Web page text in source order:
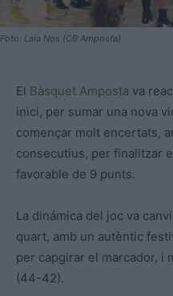
Foto: Laia Nos (CB Amposta)
El Bàsquet Amposta va
inici, per sumar una nova
començar molt encertats,
consecutius, per finalitzar
favorable de 9 punts.
La dinámica del joc va
quart, amb un autèntic
per capgirar el marcador, i
(44-42).